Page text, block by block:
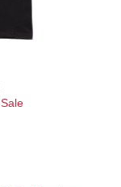
Sale